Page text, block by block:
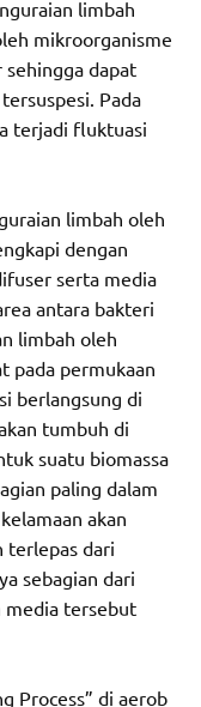
limbah
mikroorganisme
dapat
Pada
terjadi fluktuasi
limbah oleh
dengan
serta media
antara bakteri
limbah oleh
pada permukaan
berlangsung di
tumbuh di
suatu biomassa
paling dalam
akan
terlepas dari
sebagian dari
media tersebut
Process” di aerob